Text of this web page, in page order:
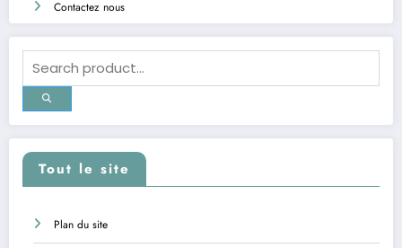
Contactez nous
Tout le site
Plan du site